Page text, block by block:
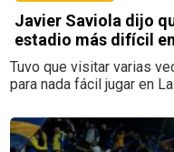
Javier Saviola dijo
estadio más difícil
Tuvo que visitar varias
para nada fácil jugar en